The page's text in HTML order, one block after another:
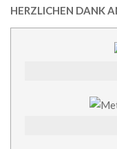
HERZLICHEN DANK